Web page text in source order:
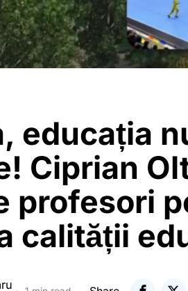
educația
Ciprian
profesori
calității